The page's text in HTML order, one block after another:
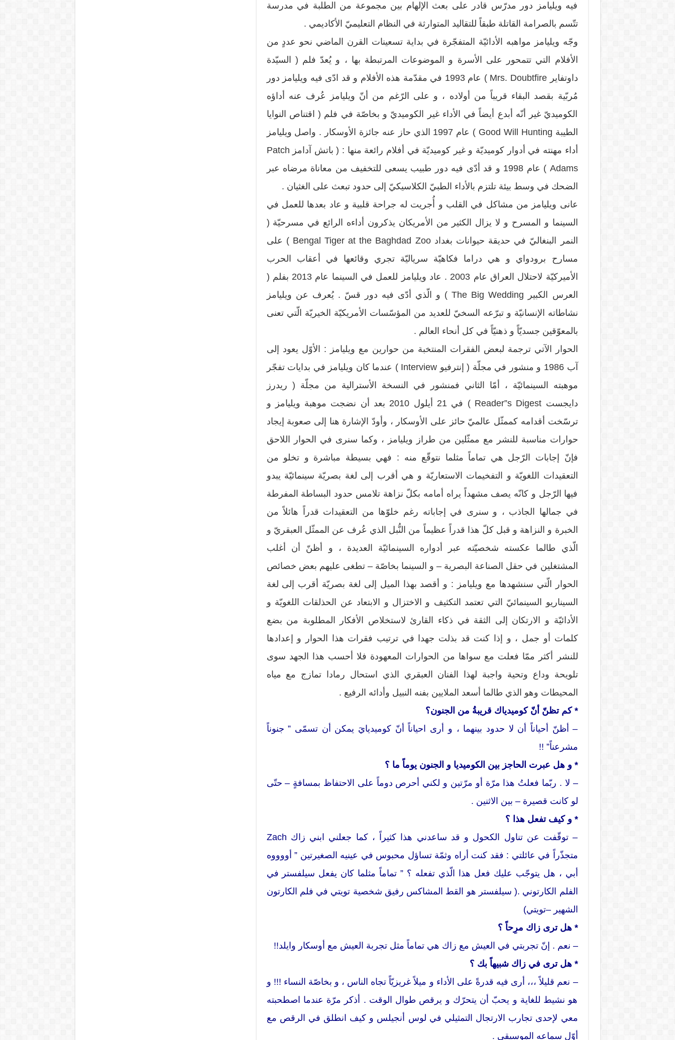
فيه ويليامز دور مدرّس قادر على بعث الإلهام بين مجموعة من الطلبة في مدرسة
تتّسم بالصرامة القاتلة طبقاً للتقاليد المتوارثة في النظام التعليميّ الأكاديمي .
وجّه ويليامز مواهبه الأدائيّة المتفجّرة في بداية تسعينات القرن الماضي نحو عددٍ من
الأفلام التي تتمحور على الأسرة و الموضوعات المرتبطة بها ، و يُعدّ فلم ( السيّدة
داوتفاير Mrs. Doubtfire ) عام 1993 في مقدّمة هذه الأفلام و قد ادّى فيه ويليامز دور
مُربّية بقصد البقاء قريباً من أولاده ، و على الرّغم من أنّ ويليامز عُرف عنه أداؤه
الكوميديّ غير أنّه أبدع أيضاً في الأداء غير الكوميديّ و بخاصّة في فلم ( اقتناص النوايا
الطيبة Good Will Hunting ) عام 1997 الذي حاز عنه جائزة الأوسكار . واصل ويليامز
أداء مهنته في أدوار كوميديّة و غير كوميديّة في أفلام رائعة منها : ( باتش آدامز Patch
Adams ) عام 1998 و قد أدّى فيه دور طبيب يسعى للتخفيف من معاناة مرضاه عبر
الضحك في وسط بيئة تلتزم بالأداء الطبيّ الكلاسيكيّ إلى حدود تبعث على الغثيان .
عانى ويليامز من مشاكل في القلب و أُجريت له جراحة قلبية و عاد بعدها للعمل في
السينما و المسرح و لا يزال الكثير من الأمريكان يذكرون أداءه الرائع في مسرحيّة (
النمر البنغاليّ في حديقة حيوانات بغداد Bengal Tiger at the Baghdad Zoo ) على
مسارح برودواي و هي دراما فكاهيّة سرياليّة تجري وقائعها في أعقاب الحرب
الأميركيّة لاحتلال العراق عام 2003 . عاد ويليامز للعمل في السينما عام 2013 بفلم (
العرس الكبير The Big Wedding ) و الّذي أدّى فيه دور قسّ . يُعرف عن ويليامز
نشاطاته الإنسانيّة و تبرّعه السخيّ للعديد من المؤسّسات الأمريكيّة الخيريّة الّتي تعنى
بالمعوّقين جسديّاً و ذهنيّاً في كل أنحاء العالم .
الحوار الآتي ترجمة لبعض الفقرات المنتخبة من حوارين مع ويليامز : الأوّل يعود إلى
آب 1986 و منشور في مجلّة ( إنترفيو Interview ) عندما كان ويليامز في بدايات تفجّر
موهبته السينمائيّة ، أمّا الثاني فمنشور في النسخة الأسترالية من مجلّة ( ريدرز
دايجست Reader”s Digest ) في 21 أيلول 2010 بعد أن نضجت موهبة ويليامز و
ترسّخت أقدامه كممثّل عالميّ حائز على الأوسكار ، وأودّ الإشارة هنا إلى صعوبة إيجاد
حوارات مناسبة للنشر مع ممثّلين من طراز ويليامز ، وكما سنرى في الحوار اللاحق
فإنّ إجابات الرّجل هي تماماً مثلما نتوقّع منه : فهي بسيطة مباشرة و تخلو من
التعقيدات اللغويّة و التفخيمات الاستعاريّة و هي أقرب إلى لغة بصريّة سينمائيّة يبدو
فيها الرّجل و كانّه يصف مشهداً يراه أمامه بكلّ نزاهة تلامس حدود البساطة المفرطة
في جمالها الجاذب ، و سنرى في إجاباته رغم خلوّها من التعقيدات قدراً هائلاً من
الخبرة و النزاهة و قبل كلّ هذا قدراً عظيماً من النُّبل الذي عُرف عن الممثّل العبقريّ و
الّذي طالما عكسته شخصيّته عبر أدواره السينمائيّة العديدة ، و أظنّ أن أغلب
المشتغلين في حقل الصناعة البصرية – و السينما بخاصّة – تطغى عليهم بعض خصائص
الحوار الّتي سنشهدها مع ويليامز : و أقصد بهذا الميل إلى لغة بصريّة أقرب إلى لغة
السيناريو السينمائيّ التي تعتمد التكثيف و الاختزال و الابتعاد عن الحذلقات اللغويّة و
الأدائيّة و الارتكان إلى الثقة في ذكاء القارئ لاستخلاص الأفكار المطلوبة من بضع
كلمات أو جمل ، و إذا كنت قد بذلت جهدا في ترتيب فقرات هذا الحوار و إعدادها
للنشر أكثر ممّا فعلت مع سواها من الحوارات المعهودة فلا أحسب هذا الجهد سوى
تلويحة وداع وتحية واجبة لهذا الفنان العبقري الذي استحال رمادا تمازج مع مياه
المحيطات وهو الذي طالما أسعد الملايين بفنه النبيل وأدائه الرفيع .
* كم تظنّ أنّ كوميدياك قريبةُ من الجنون؟
– أظنّ أحياناً أن لا حدود بينهما ، و أرى احياناً أنّ كوميديايَ يمكن أن تسمّى ” جنوناً
مشرعناً” !!
* و هل عبرت الحاجز بين الكوميديا و الجنون يوماً ما ؟
– لا . ربّما فعلتُ هذا مرّة أو مرّتين و لكني أحرص دوماً على الاحتفاظ بمسافةٍ – حتّى
لو كانت قصيرة – بين الاثنين .
* و كيف تفعل هذا ؟
– توقّفت عن تناول الكحول و قد ساعدني هذا كثيراً ، كما جعلني ابني زاك Zach
متجذّراً في عائلتي : فقد كنت أراه وثمّة تساؤل محبوس في عينيه الصغيرتين ” أووووه
أبي ، هل يتوجّب عليك فعل هذا الّذي تفعله ؟ ” تماماً مثلما كان يفعل سيلفستر في
الفلم الكارتوني .( سيلفستر هو القط المشاكس رفيق شخصية تويتي في فلم الكارتون
الشهير –تويتي)
* هل ترى زاك مرِحاً ؟
– نعم . إنّ تجربتي في العيش مع زاك هي تماماً مثل تجربة العيش مع أوسكار وايلد!!
* هل ترى في زاك شبيهاً بك ؟
– نعم قليلاً ،،، أرى فيه قدرةً على الأداء و ميلاً غريزيّاً تجاه الناس ، و بخاصّة النساء !!! و
هو نشيط للغاية و يحبّ أن يتحرّك و يرقص طوال الوقت . أذكر مرّة عندما اصطحبته
معي لإحدى تجارب الارتجال التمثيلي في لوس أنجيلس و كيف انطلق في الرقص مع
أوّل سماعه الموسيقى .